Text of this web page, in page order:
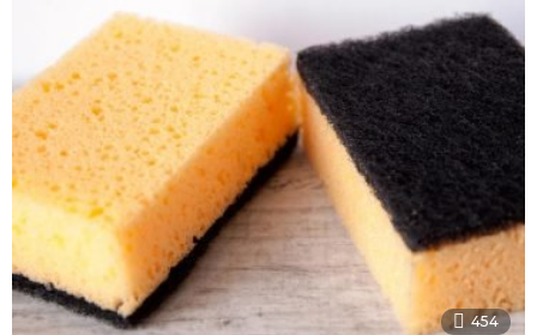
454